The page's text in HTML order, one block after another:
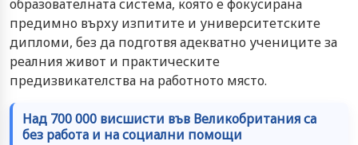
образователната система, която е фокусирана
предимно върху изпитите и университетските
дипломи, без да подготвя адекватно учениците за
реалния живот и практическите
предизвикателства на работното място.
Над 700 000 висшисти във Великобритания са
без работа и на социални помощи